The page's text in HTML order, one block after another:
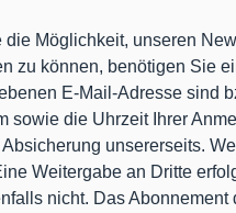
Möglichkeit, unseren
zu können, benötigen Sie
E-Mail-Adresse sind
sowie die Uhrzeit Ihrer
unsererseits.
Weitergabe an Dritte
nicht. Das